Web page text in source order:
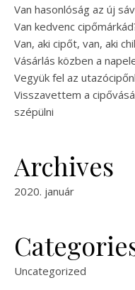
Van hasonlóság az új
Van kedvenc
Van, aki cipőt, van, aki
Vásárlás közben a
Vegyük fel az
Visszavettem a
szépülni
Archives
2020. január
Uncategorized